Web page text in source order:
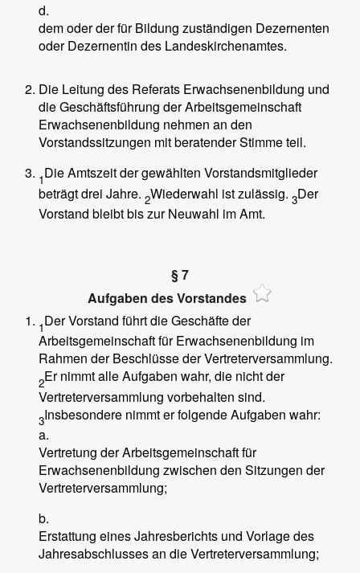
d.
dem oder der für Bildung zuständigen Dezernenten
oder Dezernentin des Landeskirchenamtes.
Die Leitung des Referats Erwachsenenbildung und
die Geschäftsführung der Arbeitsgemeinschaft
Erwachsenenbildung nehmen an den
Vorstandssitzungen mit beratender Stimme teil.
1Die Amtszeit der gewählten Vorstandsmitglieder
beträgt drei Jahre. 2Wiederwahl ist zulässig. 3Der
Vorstand bleibt bis zur Neuwahl im Amt.
§ 7
Aufgaben des Vorstandes
1Der Vorstand führt die Geschäfte der
Arbeitsgemeinschaft für Erwachsenenbildung im
Rahmen der Beschlüsse der Vertreterversammlung.
2Er nimmt alle Aufgaben wahr, die nicht der
Vertreterversammlung vorbehalten sind.
3Insbesondere nimmt er folgende Aufgaben wahr:
a.
Vertretung der Arbeitsgemeinschaft für
Erwachsenenbildung zwischen den Sitzungen der
Vertreterversammlung;
b.
Erstattung eines Jahresberichts und Vorlage des
Jahresabschlusses an die Vertreterversammlung;